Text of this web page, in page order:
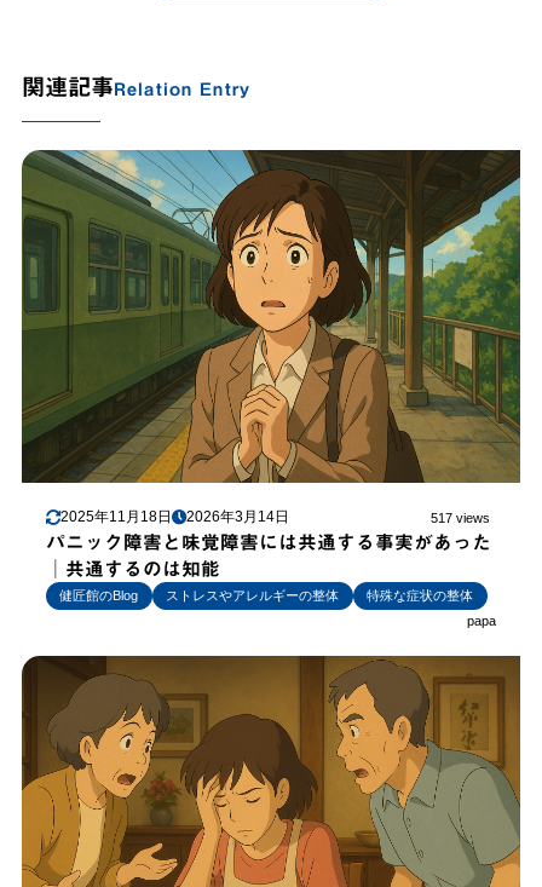
関連記事Relation Entry
2025年11月18日 2026年3月14日 517 views
パニック障害と味覚障害には共通する事実があった
│共通するのは知能
健匠館のBlog ストレスやアレルギーの整体
特殊な症状の整体
papa